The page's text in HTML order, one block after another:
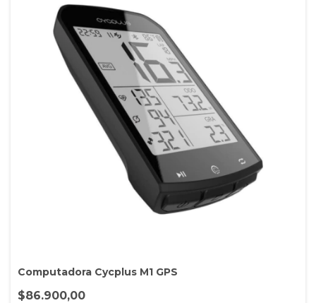
Computadora Cycplus M1 GPS
$86.900,00